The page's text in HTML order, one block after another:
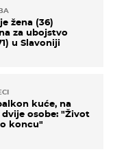
žena (36)
za ubojstvo
u Slavoniji
kuće, na
osobe: "Život
koncu"